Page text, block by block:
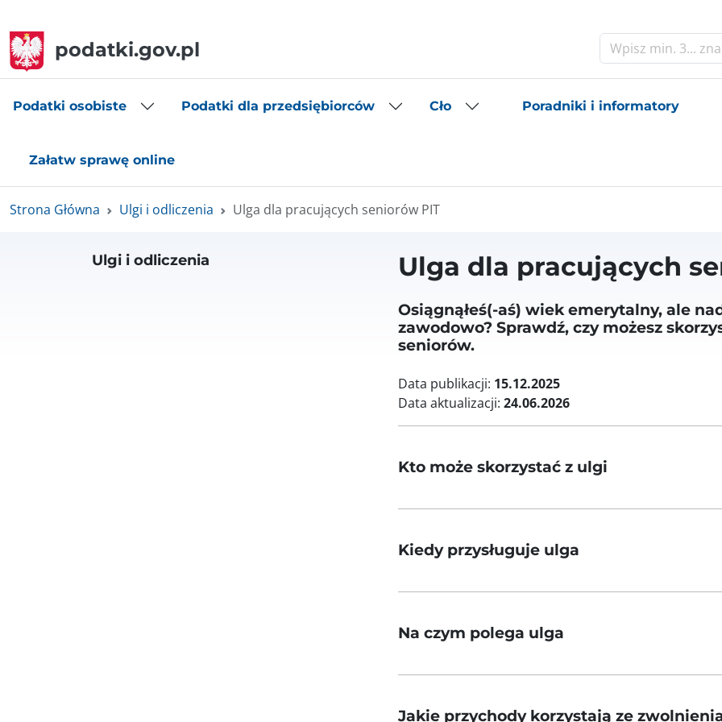
podatki.gov.pl
Podatki osobiste Podatki dla przedsiębiorców Cło Poradniki i informatory
Załatw sprawę online
Strona Główna Ulgi i odliczenia Ulga dla pracujących seniorów PIT
Ulgi i odliczenia Ulga dla pracujących
Osiągnąłeś(-aś) wiek emerytalny, ale
zawodowo? Sprawdź, czy możesz
seniorów.
Data publikacji: 15.12.2025
Data aktualizacji: 24.06.2026
Kto może skorzystać z ulgi
Kiedy przysługuje ulga
Na czym polega ulga
Jakie przychody korzystają ze